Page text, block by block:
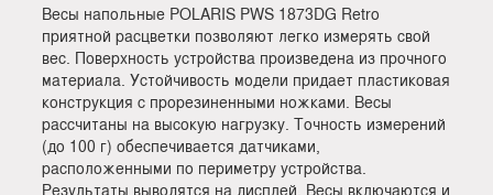
Весы напольные POLARIS PWS 1873DG Retro
приятной расцветки позволяют легко измерять свой
вес. Поверхность устройства произведена из прочного
материала. Устойчивость модели придает пластиковая
конструкция с прорезиненными ножками. Весы
рассчитаны на высокую нагрузку. Точность измерений
(до 100 г) обеспечивается датчиками,
расположенными по периметру устройства.
Результаты выводятся на дисплей. Весы включаются и